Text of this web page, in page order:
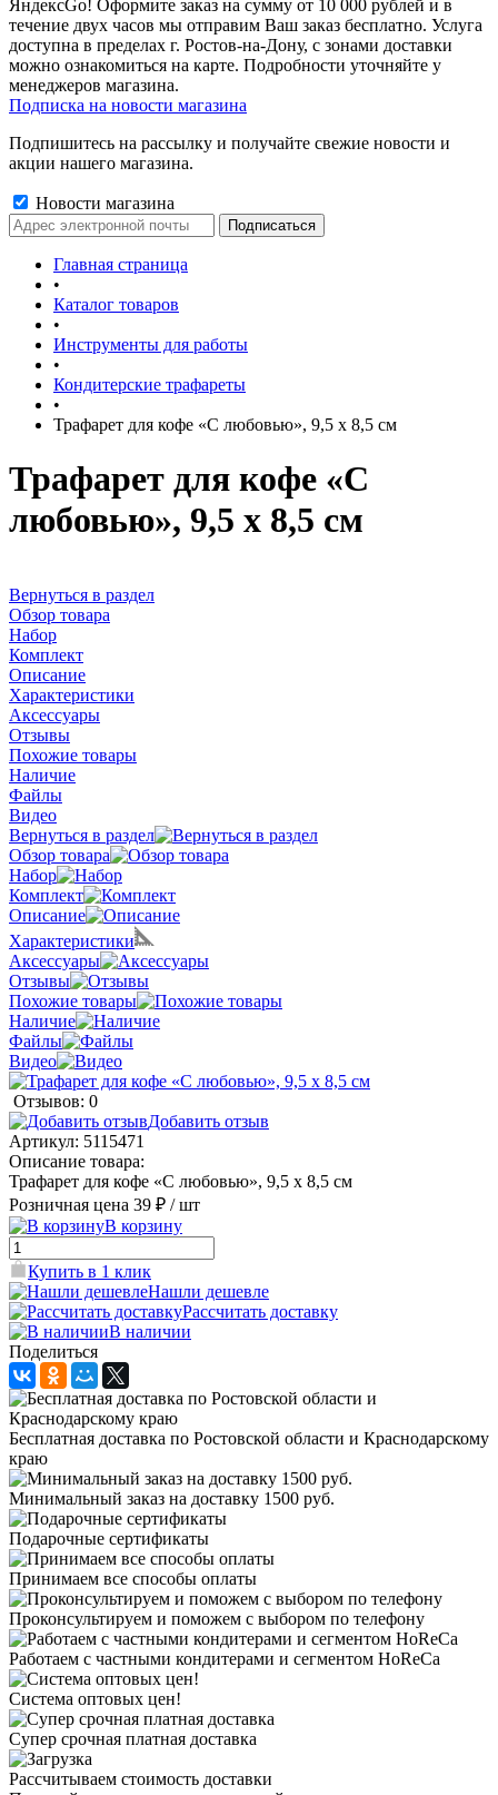
ЯндексGo! Оформите заказ на сумму от 10 000 рублей и в
течение двух часов мы отправим Ваш заказ бесплатно. Услуга
доступна в пределах г. Ростов-на-Дону, с зонами доставки
можно ознакомиться на карте. Подробности уточняйте у
менеджеров магазина.
Подписка на новости магазина
Подпишитесь на рассылку и получайте свежие новости и
акции нашего магазина.
Новости магазина
Главная страница
•
Каталог товаров
•
Инструменты для работы
•
Кондитерские трафареты
•
Трафарет для кофе «С любовью», 9,5 х 8,5 см
Трафарет для кофе «С
любовью», 9,5 х 8,5 см
Вернуться в раздел
Обзор товара
Набор
Комплект
Описание
Характеристики
Аксессуары
Отзывы
Похожие товары
Наличие
Файлы
Видео
Вернуться в раздел
Обзор товара
Набор
Комплект
Описание
Характеристики
Аксессуары
Отзывы
Похожие товары
Наличие
Файлы
Видео
Отзывов: 0
Добавить отзыв
Артикул: 5115471
Описание товара:
Трафарет для кофе «С любовью», 9,5 х 8,5 см
Розничная цена 39 ₽ / шт
В корзину
Купить в 1 клик
Нашли дешевле
Рассчитать доставку
В наличии
Поделиться
Бесплатная доставка по Ростовской области и Краснодарскому
краю
Минимальный заказ на доставку 1500 руб.
Подарочные сертификаты
Принимаем все способы оплаты
Проконсультируем и поможем с выбором по телефону
Работаем с частными кондитерами и сегментом HoReCa
Система оптовых цен!
Супер срочная платная доставка
Рассчитываем стоимость доставки